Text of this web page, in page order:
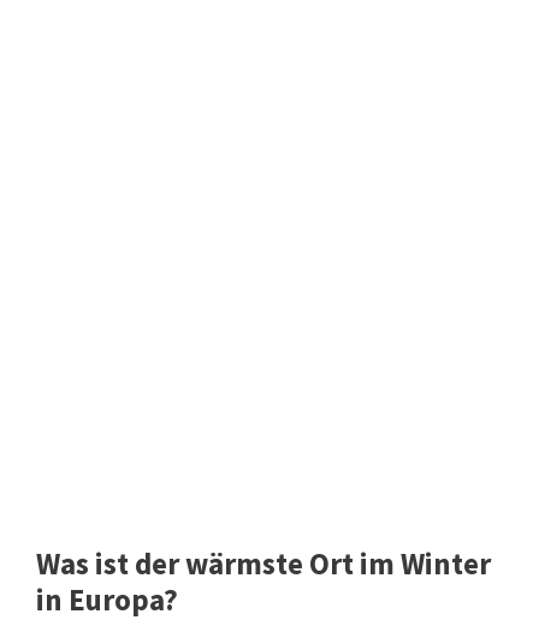
Was ist der wärmste Ort im Winter
in Europa?